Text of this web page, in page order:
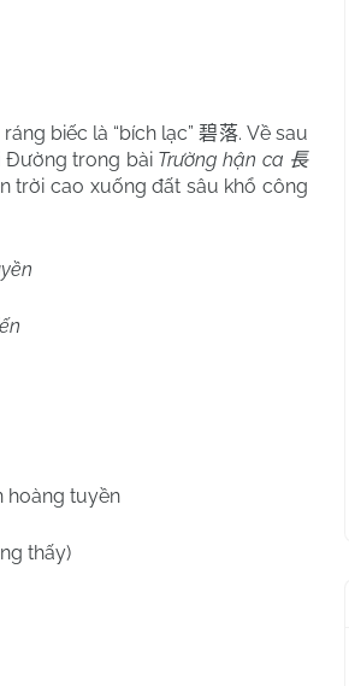
biếc là “bích lạc”碧落. Về sau
Đường trong bài Trường hận ca 長
trời cao xuống đất sâu khổ công
hoàng tuyền
thấy)